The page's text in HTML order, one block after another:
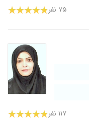
۷۵ نفر
۱۱۷ نفر